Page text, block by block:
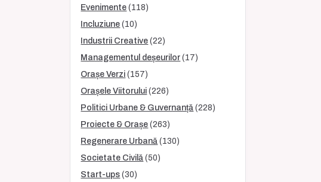
Evenimente (118)
Incluziune (10)
Industrii Creative (22)
Managementul deșeurilor (17)
Orașe Verzi (157)
Orașele Viitorului (226)
Politici Urbane & Guvernanță (228)
Proiecte & Orașe (263)
Regenerare Urbană (130)
Societate Civilă (50)
Start-ups (30)